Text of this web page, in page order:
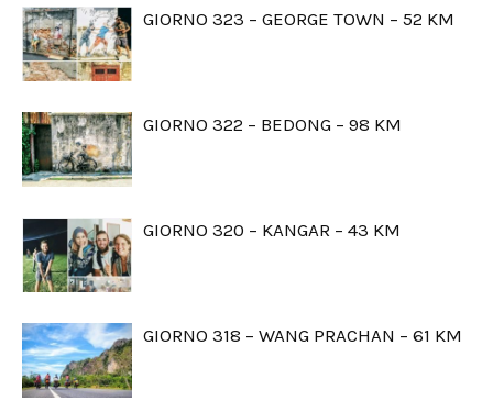
GIORNO 323 – GEORGE TOWN – 52 KM
GIORNO 322 – BEDONG – 98 KM
GIORNO 320 – KANGAR – 43 KM
GIORNO 318 – WANG PRACHAN – 61 KM